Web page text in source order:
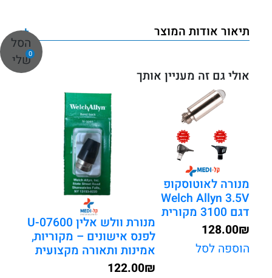
0
הסל
שלי
וולש
אלין
ALLYN
דגם
04200-
U
למנורת
גינקולוגיה
מקורית
תיאור אודות המוצר +
אולי גם זה מעניין אותך
מנורה לאוטוסקופ
Welch Allyn 3.5V
דגם 3100 מקורית
₪
128.00
הוספה לסל
מנורת וולש אלין 07600-U
לפנס אישונים – מקוריות,
אמינות ותאורה מקצועית
₪
122.00